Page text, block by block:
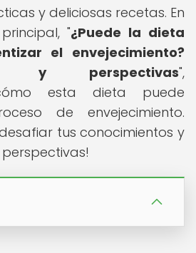
y deliciosas recetas. En
"¿Puede la dieta
el envejecimiento?
y perspectivas",
esta dieta puede
de envejecimiento.
tus conocimientos y